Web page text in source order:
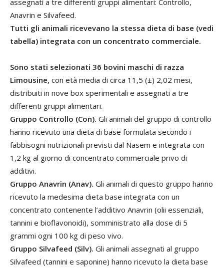
assegnati a tre differenti gruppi alimentari: Controllo,
Anavrin e Silvafeed.
Tutti gli animali ricevevano la stessa dieta di base (vedi
tabella) integrata con un concentrato commerciale.
Sono stati selezionati 36 bovini maschi di razza
Limousine, con età media di circa 11,5 (±) 2,02 mesi,
distribuiti in nove box sperimentali e assegnati a tre
differenti gruppi alimentari.
Gruppo Controllo (Con). Gli animali del gruppo di controllo
hanno ricevuto una dieta di base formulata secondo i
fabbisogni nutrizionali previsti dal Nasem e integrata con
1,2 kg al giorno di concentrato commerciale privo di
additivi.
Gruppo Anavrin (Anav). Gli animali di questo gruppo hanno
ricevuto la medesima dieta base integrata con un
concentrato contenente l’additivo Anavrin (olii essenziali,
tannini e bioflavonoidi), somministrato alla dose di 5
grammi ogni 100 kg di peso vivo.
Gruppo Silvafeed (Silv). Gli animali assegnati al gruppo
Silvafeed (tannini e saponine) hanno ricevuto la dieta base